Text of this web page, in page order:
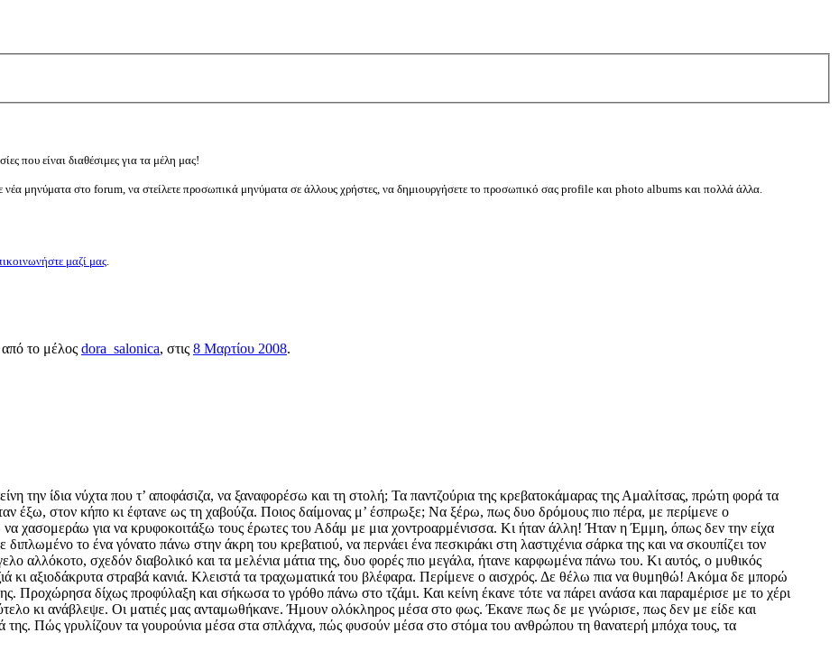
που είναι διαθέσιμες για τα μέλη μας!
μηνύματα στο forum, να στείλετε προσωπικά μηνύματα σε άλλους χρήστες, να δημιουργήσετε το προσωπικό σας profile και photo albums και πολλά άλλα.
μαζί μας.
το μέλος dora_salonica, στις 8 Μαρτίου 2008.
την ίδια νύχτα που τ’ αποφάσιζα, να ξαναφορέσω και τη στολή; Τα παντζούρια της κρεβατοκάμαρας της Αμαλίτσας, πρώτη φορά τα
έξω, στον κήπο κι έφτανε ως τη χαβούζα. Ποιος δαίμονας μ’ έσπρωξε; Να ξέρω, πως δυο δρόμους πιο πέρα, με περίμενε ο
χασομεράω για να κρυφοκοιτάξω τους έρωτες του Αδάμ με μια χοντροαρμένισσα. Κι ήταν άλλη! Ήταν η Έμμη, όπως δεν την είχα
το ένα γόνατο πάνω στην άκρη του κρεβατιού, να περνάει ένα πεσκιράκι στη λαστιχένια σάρκα της και να σκουπίζει τον
αλλόκοτο, σχεδόν διαβολικό και τα μελένια μάτια της, δυο φορές πιο μεγάλα, ήτανε καρφωμένα πάνω του. Κι αυτός, ο μυθικός
κι αξιοδάκρυτα στραβά κανιά. Κλειστά τα τραχωματικά του βλέφαρα. Περίμενε ο αισχρός. Δε θέλω πια να θυμηθώ! Ακόμα δε μπορώ
Προχώρησα δίχως προφύλαξη και σήκωσα το γρόθο πάνω στο τζάμι. Και κείνη έκανε τότε να πάρει ανάσα και παραμέρισε με το χέρι
κι ανάβλεψε. Οι ματιές μας ανταμωθήκανε. Ήμουν ολόκληρος μέσα στο φως. Έκανε πως δε με γνώρισε, πως δεν με είδε και
της. Πώς γρυλίζουν τα γουρούνια μέσα στα σπλάχνα, πώς φυσούν μέσα στο στόμα του ανθρώπου τη θανατερή μπόχα τους, τα